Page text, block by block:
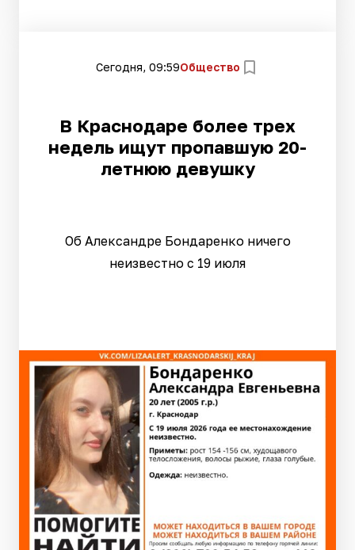
Сегодня, 09:59Общество
В Краснодаре более трех
недель ищут пропавшую 20-
летнюю девушку
Об Александре Бондаренко ничего
неизвестно с 19 июля